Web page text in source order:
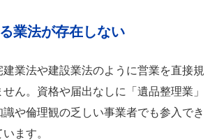
業法が存在しない
業法や建設業法のように営業を直接規
ん。資格や届出なしに「遺品整理業」
や倫理観の乏しい事業者でも参入でき
ます。